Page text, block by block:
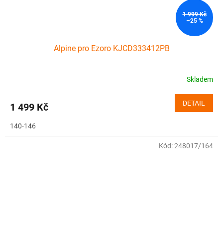
1 999 Kč
–25 %
Alpine pro Ezoro KJCD333412PB
Skladem
1 499 Kč DETAIL
140-146
Kód:248017/164